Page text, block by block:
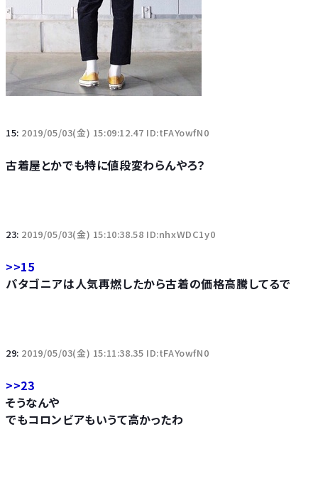
15: 2019/05/03(金) 15:09:12.47 ID:tFAYowfN0
古着屋とかでも特に値段変わらんやろ？
23: 2019/05/03(金) 15:10:38.58 ID:nhxWDC1y0
>>15
パタゴニアは人気再燃したから古着の価格高騰してるで
29: 2019/05/03(金) 15:11:38.35 ID:tFAYowfN0
>>23
そうなんや
でもコロンビアもいうて高かったわ